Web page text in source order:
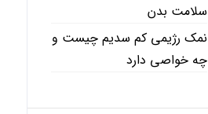
سلامت بدن
نمک رژیمی کم سدیم چیست و
چه خواصی دارد